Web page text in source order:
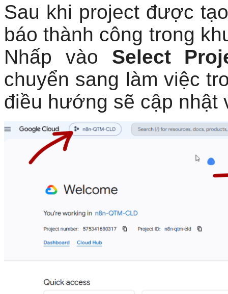
Sau khi project được
báo thành công trong
Nhấp vào Select
chuyển sang làm việc
điều hướng sẽ cập nhật